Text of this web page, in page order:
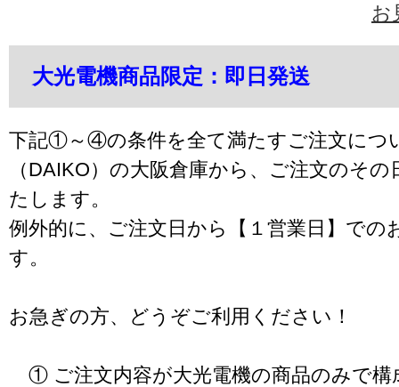
お
大光電機商品限定：即日発送
下記①～④の条件を全て満たすご注文につ
（DAIKO）の大阪倉庫から、ご注文のそ
たします。
例外的に、ご注文日から【１営業日】での
す。
お急ぎの方、どうぞご利用ください！
① ご注文内容が大光電機の商品のみで構